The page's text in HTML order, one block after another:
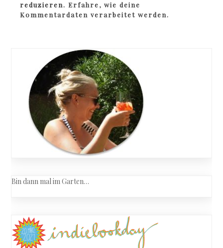
reduzieren.Erfahre, wie deine
Kommentardaten verarbeitet werden.
Bin dann mal im Garten…